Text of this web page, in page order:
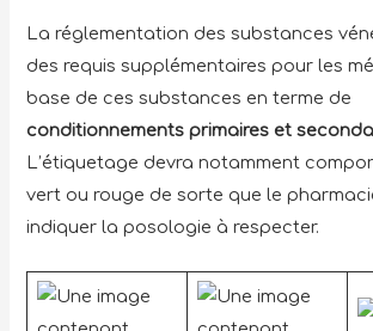
La réglementation des substances
des requis supplémentaires pour les
base de ces substances en terme de
conditionnements primaires et
L’étiquetage devra notamment
vert ou rouge de sorte que le
indiquer la posologie à respecter.